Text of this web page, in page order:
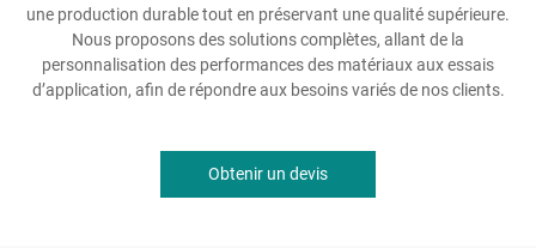
une production durable tout en préservant une qualité supérieure.
Nous proposons des solutions complètes, allant de la
personnalisation des performances des matériaux aux essais
d’application, afin de répondre aux besoins variés de nos clients.
Obtenir un devis